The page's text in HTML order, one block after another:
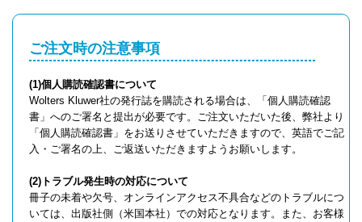
ご注文時の注意事項
(1)個人購読確認書について
Wolters Kluwer社の発行誌を購読される場合は、「個人購読確認
書」へのご署名と提出が必要です。ご注文いただいた後、弊社より
「個人購読確認書」をお送りさせていただきますので、英語でご記
入・ご署名の上、ご返送いただきますようお願いします。
(2)トラブル発生時の対応について
冊子の未着や欠号、オンラインアクセス不具合などのトラブルにつ
いては、出版社側（米国本社）での対応となります。また、お客様